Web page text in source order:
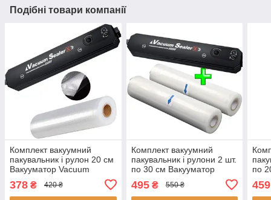
Подібні товари компанії
Комплект вакуумний
пакувальник і рулон 20 см
Вакууматор Vacuum
вакуумування
378 ₴ 420 ₴
Комплект вакуумний
пакувальник і рулони 2 шт.
по 30 см Вакууматор
для вакуумування
495₴ 550 ₴
по
для
459